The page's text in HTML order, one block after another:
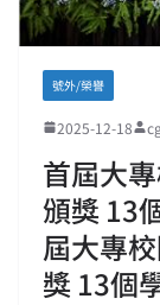
號外/榮譽
2025-12-18
首屆大
頒獎 13
屆大專
獎 13個